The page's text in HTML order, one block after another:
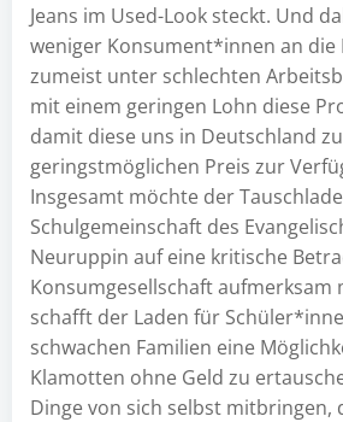
Jeans im Used-Look steckt. Und
weniger Konsument*innen an die
zumeist unter schlechten
mit einem geringen Lohn diese
damit diese uns in Deutschland
geringstmöglichen Preis zur
Insgesamt möchte der
Schulgemeinschaft des
Neuruppin auf eine kritische
Konsumgesellschaft aufmerksam
schafft der Laden für
schwachen Familien eine
Klamotten ohne Geld zu
Dinge von sich selbst mitbringen,